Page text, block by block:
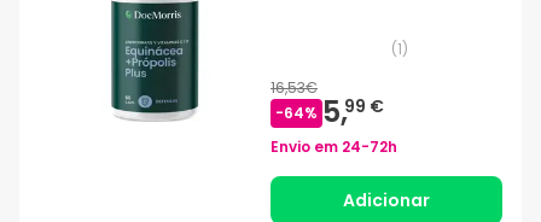
(1)
16,53€
-64% 5,99 €
Envio em 24-72h
Adicionar